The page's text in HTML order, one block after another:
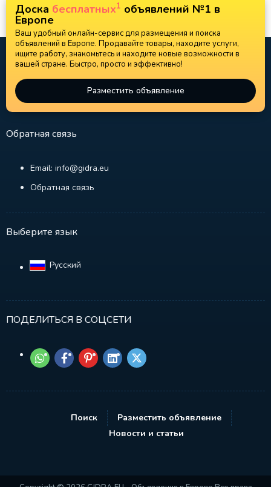
Доска бесплатных1 объявлений №1 в
Европе
Ваш удобный онлайн-сервис для размещения и поиска
объявлений в Европе. Продавайте товары, находите услуги,
ищите работу, знакомьтесь и находите новые возможности в
вашей стране. Быстро, просто и эффективно!
Разместить объявление
Обратная связь
Email: info@gidra.eu
Обратная связь
Выберите язык
Русский‎
ПОДЕЛИТЬСЯ В СОЦСЕТИ
Поиск
Разместить объявление
Новости и статьи